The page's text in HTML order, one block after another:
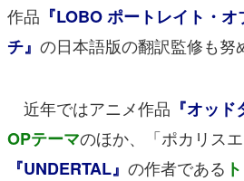
作品 『LOBO ポートレイト・
チ』 の日本語版の翻訳監修も努
近年ではアニメ作品 『オッド
OPテーマのほか、「ポカリス
『UNDERTAL』 の作者である